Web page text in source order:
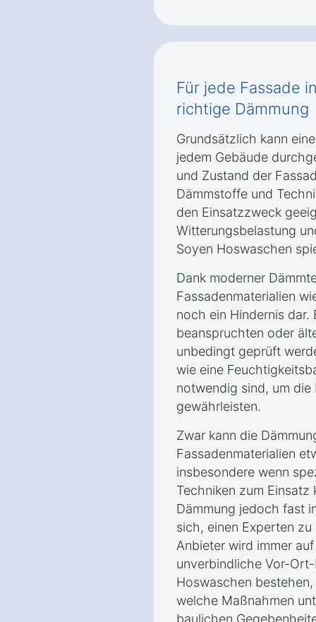
Für jede Fassade
richtige Dämmung
Grundsätzlich kann
jedem Gebäude
und Zustand der
Dämmstoffe und
den Einsatzzweck
Witterungsbelastung
Soyen Hoswaschen
Dank moderner
Fassadenmaterialien
noch ein Hindernis dar.
beanspruchten oder
unbedingt geprüft
wie eine
notwendig sind, um
gewährleisten.
Zwar kann die
Fassadenmaterialien
insbesondere wenn
Techniken zum
Dämmung jedoch fast
sich, einen Experten
Anbieter wird immer
unverbindliche Vor-
Hoswaschen
welche Maßnahmen
baulichen